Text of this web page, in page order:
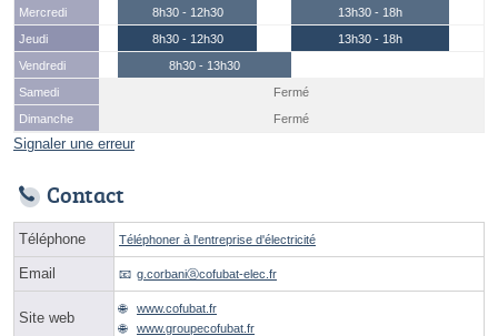
Mercredi
8h30 - 12h30
13h30 - 18h
Jeudi
8h30 - 12h30
13h30 - 18h
Vendredi
8h30 - 13h30
Samedi
Fermé
Dimanche
Fermé
Signaler une erreur
Contact
Téléphone Téléphoner à l'entreprise d'électricité
Email g.corbaniⓐcofubat-elec.fr
Site web
www.cofubat.fr
www.groupecofubat.fr